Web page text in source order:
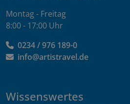
Montag - Freitag
8:00 - 17:00 Uhr
0234 / 976 189-0
info@artistravel.de
Wissenswertes